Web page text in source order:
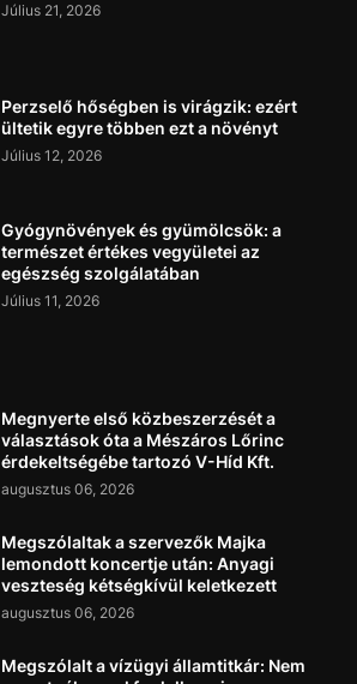
Július 21, 2026
Perzselő hőségben is virágzik: ezért
ültetik egyre többen ezt a növényt
Július 12, 2026
Gyógynövények és gyümölcsök: a
természet értékes vegyületei az
egészség szolgálatában
Július 11, 2026
Megnyerte első közbeszerzését a
választások óta a Mészáros Lőrinc
érdekeltségébe tartozó V-Híd Kft.
augusztus 06, 2026
Megszólaltak a szervezők Majka
lemondott koncertje után: Anyagi
veszteség kétségkívül keletkezett
augusztus 06, 2026
Megszólalt a vízügyi államtitkár: Nem